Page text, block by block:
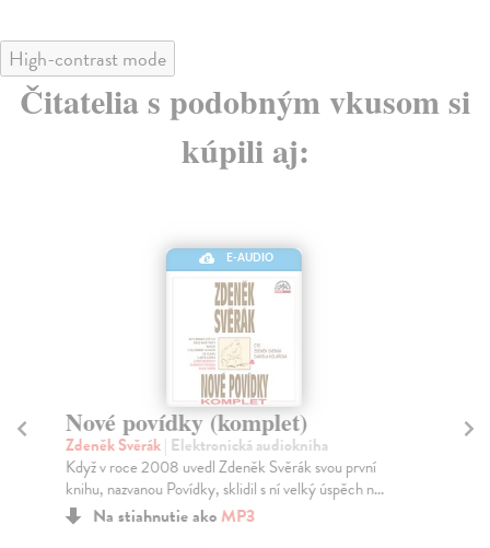
High-contrast mode
Čitatelia s podobným vkusom si
kúpili aj:
E-AUDIO
Nové povídky (komplet)
Zdeněk Svěrák| Elektronická audiokniha
Když v roce 2008 uvedl Zdeněk Svěrák svou první
knihu, nazvanou Povídky, sklidil s ní velký úspěch n...
Na stiahnutie akoMP3